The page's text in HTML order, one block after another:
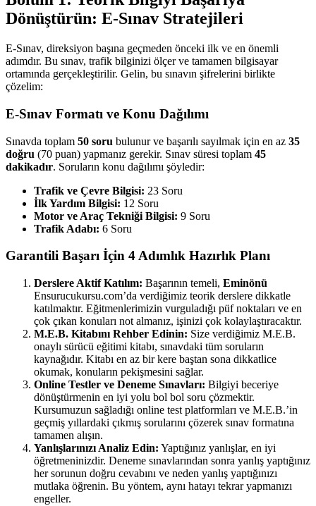
Dönüştürün: E-Sınav Stratejileri
E-Sınav, direksiyon başına geçmeden önceki ilk ve en önemli
adımdır. Bu sınav, trafik bilginizi ölçer ve tamamen bilgisayar
ortamında gerçekleştirilir. Gelin, bu sınavın şifrelerini birlikte
çözelim:
E-Sınav Formatı ve Konu Dağılımı
Sınavda toplam 50 soru bulunur ve başarılı sayılmak için en az 35
doğru (70 puan) yapmanız gerekir. Sınav süresi toplam 45
dakikadır. Soruların konu dağılımı şöyledir:
Trafik ve Çevre Bilgisi: 23 Soru
İlk Yardım Bilgisi: 12 Soru
Motor ve Araç Tekniği Bilgisi: 9 Soru
Trafik Adabı: 6 Soru
Garantili Başarı İçin 4 Adımlık Hazırlık Planı
Derslere Aktif Katılım: Başarının temeli, Eminönü
Ensurucukursu.com’da verdiğimiz teorik derslere dikkatle
katılmaktır. Eğitmenlerimizin vurguladığı püf noktaları ve en
çok çıkan konuları not almanız, işinizi çok kolaylaştıracaktır.
M.E.B. Kitabını Rehber Edinin: Size verdiğimiz M.E.B.
onaylı sürücü eğitimi kitabı, sınavdaki tüm soruların
kaynağıdır. Kitabı en az bir kere baştan sona dikkatlice
okumak, konuların pekişmesini sağlar.
Online Testler ve Deneme Sınavları: Bilgiyi beceriye
dönüştürmenin en iyi yolu bol bol soru çözmektir.
Kursumuzun sağladığı online test platformları ve M.E.B.’in
geçmiş yıllardaki çıkmış sorularını çözerek sınav formatına
tamamen alışın.
Yanlışlarınızı Analiz Edin: Yaptığınız yanlışlar, en iyi
öğretmeninizdir. Deneme sınavlarından sonra yanlış yaptığınız
her sorunun doğru cevabını ve neden yanlış yaptığınızı
mutlaka öğrenin. Bu yöntem, aynı hatayı tekrar yapmanızı
engeller.